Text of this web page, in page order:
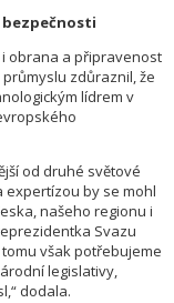
bezpečnosti
i obrana a připravenost
zdůraznil, že
lídrem v
od druhé světové
expertízou by se mohl
našeho regionu i
Svazu
však potřebujeme
legislativy,
dodala.